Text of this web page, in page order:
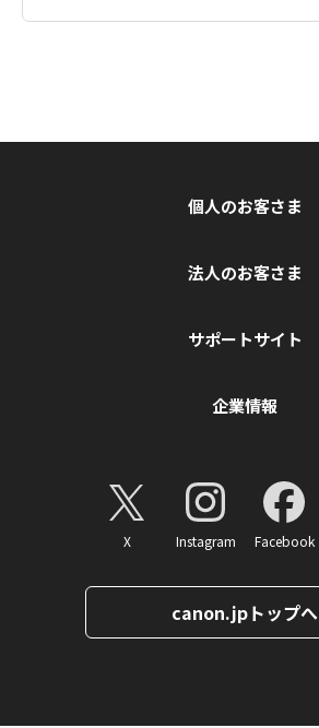
個人のお客さま
法人のお客さま
サポートサイト
企業情報
X Instagram Facebook
canon.jpトップへ